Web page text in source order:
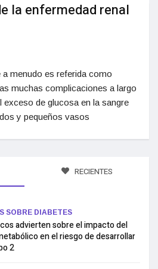
la enfermedad renal
a menudo es referida como
muchas complicaciones a largo
exceso de glucosa en la sangre
y pequeños vasos
RECIENTES
SOBRE DIABETES
advierten sobre el impacto del
en el riesgo de desarrollar
2